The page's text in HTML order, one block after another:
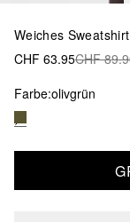
Weiches
CHF 63.95CHF
Farbe:olivgrün